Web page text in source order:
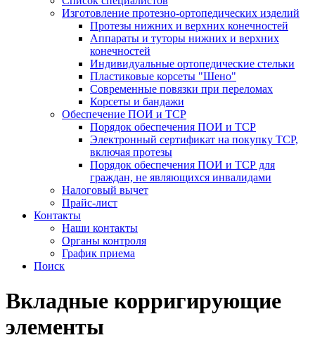
Изготовление протезно-ортопедических изделий
Протезы нижних и верхних конечностей
Аппараты и туторы нижних и верхних
конечностей
Индивидуальные ортопедические стельки
Пластиковые корсеты "Шено"
Современные повязки при переломах
Корсеты и бандажи
Обеспечение ПОИ и ТСР
Порядок обеспечения ПОИ и ТСР
Электронный сертификат на покупку ТСР,
включая протезы
Порядок обеспечения ПОИ и ТСР для
граждан, не являющихся инвалидами
Налоговый вычет
Прайс-лист
Контакты
Наши контакты
Органы контроля
График приема
Поиск
Вкладные корригирующие
элементы